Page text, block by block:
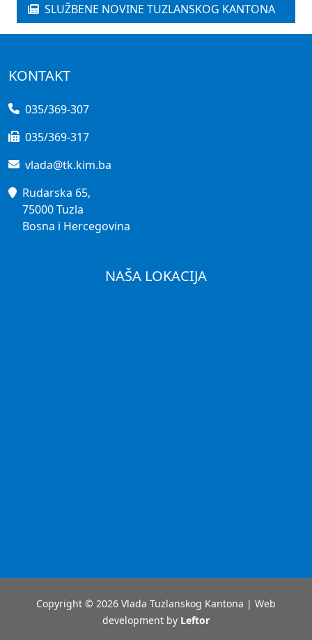
SLUŽBENE NOVINE TUZLANSKOG KANTONA
KONTAKT
035/369-307
035/369-317
vlada@tk.kim.ba
Rudarska 65,
75000 Tuzla
Bosna i Hercegovina
NAŠA LOKACIJA
Copyright © 2026 Vlada Tuzlanskog Kantona | Web
development by Leftor